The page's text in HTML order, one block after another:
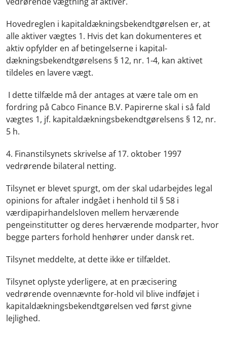
Hovedreglen i kapitaldækningsbekendtgørelsen er, at
alle aktiver vægtes 1. Hvis det kan dokumenteres et
aktiv opfylder en af betingelserne i kapital-
dækningsbekendtgørelsens § 12, nr. 1-4, kan aktivet
tildeles en lavere vægt.
I dette tilfælde må der antages at være tale om en
fordring på Cabco Finance B.V. Papirerne skal i så fald
vægtes 1, jf. kapitaldækningsbekendtgørelsens § 12, nr.
5 h.
4. Finanstilsynets skrivelse af 17. oktober 1997
vedrørende bilateral netting.
Tilsynet er blevet spurgt, om der skal udarbejdes legal
opinions for aftaler indgået i henhold til § 58 i
værdipapirhandelsloven mellem herværende
pengeinstitutter og deres herværende modparter, hvor
begge parters forhold henhører under dansk ret.
Tilsynet meddelte, at dette ikke er tilfældet.
Tilsynet oplyste yderligere, at en præcisering
vedrørende ovennævnte for-hold vil blive indføjet i
kapitaldækningsbekendtgørelsen ved først givne
lejlighed.